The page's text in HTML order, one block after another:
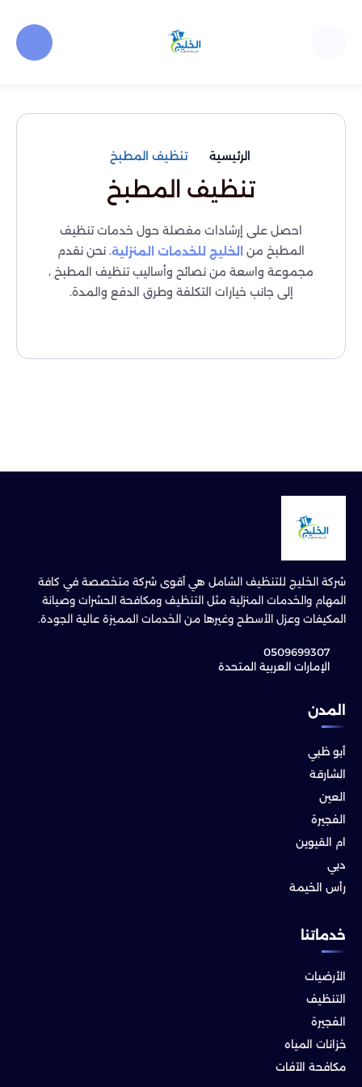
الرئيسية تنظيف المطبخ
تنظيف المطبخ
احصل على إرشادات مفصلة حول خدمات تنظيف
المطبخ من
الخليج للخدمات المنزلية. نحن نقدم
مجموعة واسعة من نصائح وأساليب تنظيف المطبخ ،
إلى جانب خيارات التكلفة وطرق الدفع والمدة.
شركة الخليج للتنظيف الشامل هي أقوى شركة متخصصة في كافة
المهام والخدمات المنزلية مثل التنظيف ومكافحة الحشرات وصيانة
المكيفات وعزل الأسطح وغيرها من الخدمات المميزة عالية الجودة.
0509699307
الإمارات العربية المتحدة
المدن
أبو ظبي
الشارقة
العين
الفجيرة
ام القيوين
دبي
رأس الخيمة
خدماتنا
الأرضيات
التنظيف
الفجيرة
خزانات المياه
مكافحة الآفات